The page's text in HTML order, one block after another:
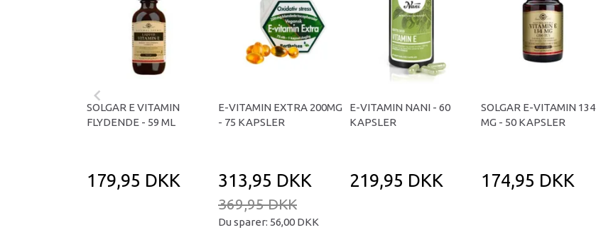
SOLGAR E VITAMIN
FLYDENDE - 59 ML
179,95 DKK
E-VITAMIN EXTRA 200MG
- 75 KAPSLER
313,95 DKK
369,95 DKK
Du sparer: 56,00 DKK
E-VITAMIN NANI - 60
KAPSLER
219,95 DKK
SOLGAR E-VITAMIN 134
MG - 50 KAPSLER
174,95 DKK